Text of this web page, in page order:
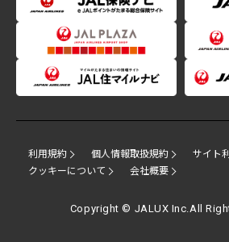
利用規約 個人情報取扱規約
サイト
クッキーについて
会社概要
Copyright © JALUX Inc.All